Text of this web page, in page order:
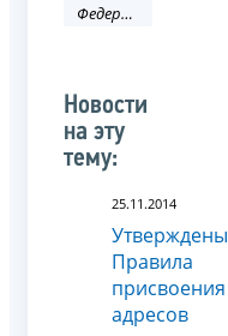
Федеральная информационная адресная система (ФИАС)
Новости
на эту
тему:
25.11.2014
Утверждены
Правила
присвоения
адресов